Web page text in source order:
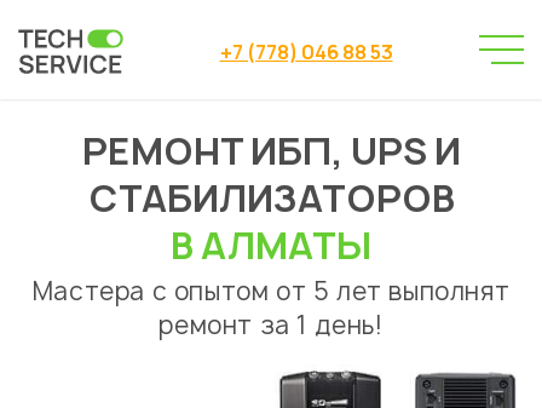
+7 (778) 046 88 53
Сервисный центр → Ремонт ИБП
РЕМОНТ ИБП, UPS И
СТАБИЛИЗАТОРОВ
В АЛМАТЫ
Мастера с опытом от 5 лет выполнят
ремонт за 1 день!